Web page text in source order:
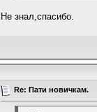
Не знал,спасибо.
Re: Пати новичкам.